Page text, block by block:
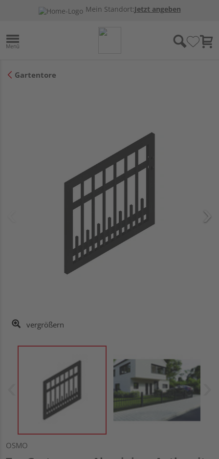
Mein Standort:Jetzt angeben
Gartentore
vergrößern
OSMO